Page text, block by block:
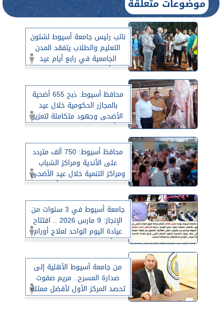
نائب رئيس جامعة أسيوط لشئون
التعليم والطلاب يتفقد المدن
الجامعية في رابع أيام عيد
الأضحى لمتابعة جاهزيتها
محافظ أسيوط: ذبح 655 أضحية
بالمجازر الحكومية خلال عيد
الأضحى وجهود متكاملة لتعزيز
الأمن الغذائي وحماية الصحة
محافظ أسيوط: 750 ألف متردد
على الأندية ومراكز الشباب
ومراكز التنمية خلال عيد الأضحى
ضمن مبادرة ”العيد أحلى”
جامعة أسيوط في 3 سنوات من
الإنجاز: 9 مارس 2026 .. افتتاح
عيادة اليوم الواحد لعلاج أورام
الأطفال بمعهد جنوب مصر
من جامعة أسيوط الأهلية إلى
صدارة المسرح.. مريم صفوت
تحصد المركز الأول لأفضل ممثلة
في المهرجان الختامي لنوادي